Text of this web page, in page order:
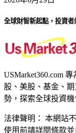
全球財智新起點，投資者
USMarket360.com
股、美股、基金、
勢，探索全球投資機
法律聲明： 本網站
使用前請詳閱條款並